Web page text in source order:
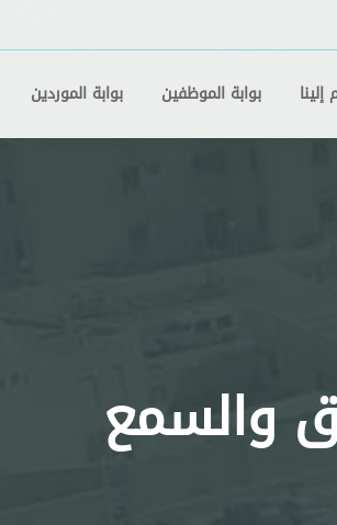
بوابة الموظفين بوابة الموردين
والسمع